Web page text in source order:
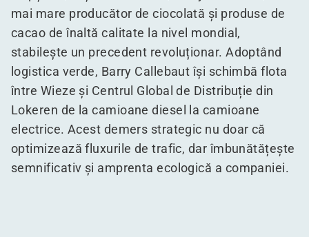
mai mare producător de ciocolată și produse de
cacao de înaltă calitate la nivel mondial,
stabilește un precedent revoluționar. Adoptând
logistica verde, Barry Callebaut își schimbă flota
între Wieze și Centrul Global de Distribuție din
Lokeren de la camioane diesel la camioane
electrice. Acest demers strategic nu doar că
optimizează fluxurile de trafic, dar îmbunătățește
semnificativ și amprenta ecologică a companiei.